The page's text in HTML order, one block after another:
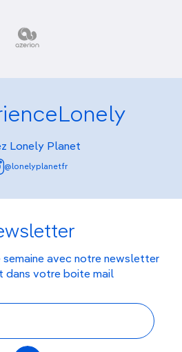
Lonely Planet
@lonelyplanetfr
semaine avec notre newsletter
dans votre boite mail